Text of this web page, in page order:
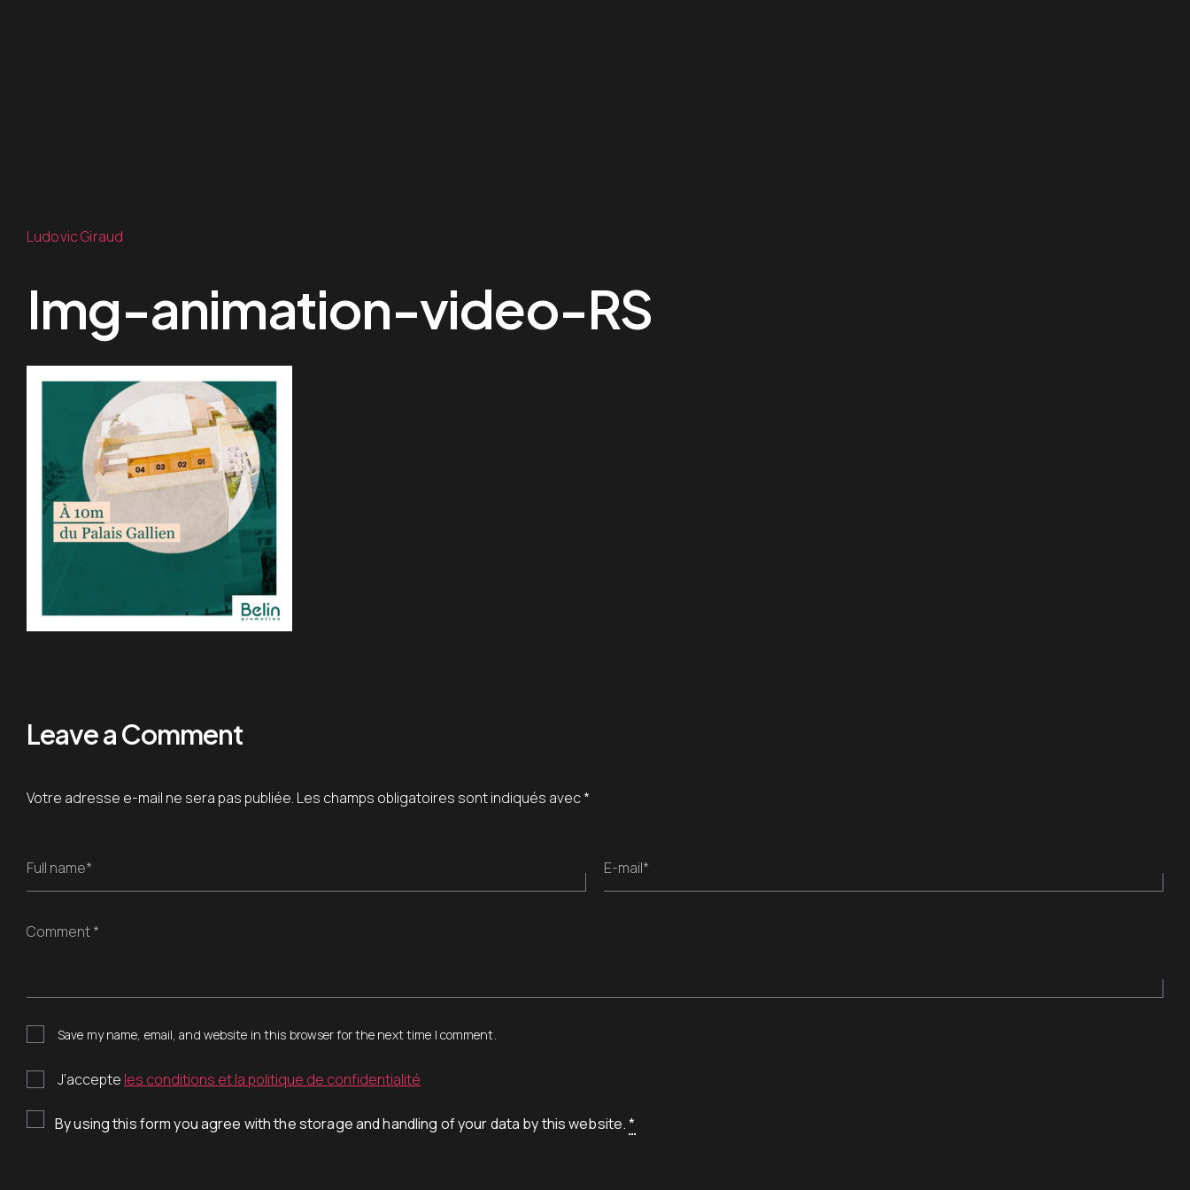
Ludovic Giraud
Img-animation-video-RS
Leave a Comment
Votre adresse e-mail ne sera pas publiée. Les champs obligatoires sont indiqués avec*
Full name* E-mail*
Comment *
Save my name, email, and website in this browser for the next time I comment.
J’accepte les conditions et la politique de confidentialité
By using this form you agree with the storage and handling of your data by this website.*